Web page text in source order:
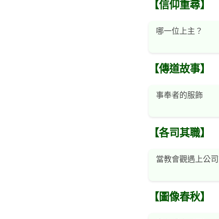
【信仰重尋】
哪一位上主？
【傳道故事】
事奉者的服飾
【各司其職】
當教會觀遇上公
【圖像春秋】